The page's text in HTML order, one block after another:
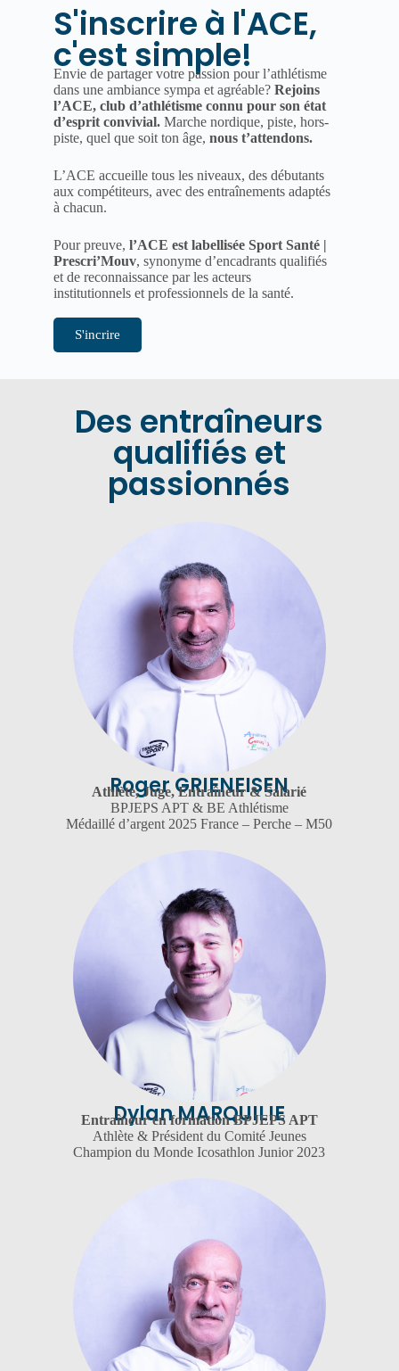
S'inscrire à l'ACE,
c'est simple!
Envie de partager votre passion pour l’athlétisme
dans une ambiance sympa et agréable? Rejoins
l’ACE, club d’athlétisme connu pour son état
d’esprit convivial.Marche nordique, piste, hors-
piste, quel que soit ton âge, nous t’attendons.
L’ACE accueille tous les niveaux, des débutants
aux compétiteurs, avec des entraînements adaptés
à chacun.
Pour preuve, l’ACE est labellisée Sport Santé |
Prescri’Mouv, synonyme d’encadrants qualifiés
et de reconnaissance par les acteurs
institutionnels et professionnels de la santé.
S'incrire
Des entraîneurs
qualifiés et
passionnés
Roger GRIENEISEN
Athlète, Juge, Entraîneur & Salarié
BPJEPS APT & BE Athlétisme
Médaillé d’argent 2025 France – Perche – M50
Dylan MARQUILIE
Entraîneur en formation BPJEPS APT
Athlète & Président du Comité Jeunes
Champion du Monde Icosathlon Junior 2023